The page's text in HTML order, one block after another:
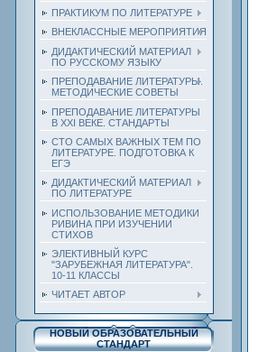
ПРАКТИКУМ ПО ЛИТЕРАТУРЕ
ВНЕКЛАССНЫЕ МЕРОПРИЯТИЯ
ДИДАКТИЧЕСКИЙ МАТЕРИАЛ
ПО РУССКОМУ ЯЗЫКУ
ПРЕПОДАВАНИЕ ЛИТЕРАТУРЫ.
МЕТОДИЧЕСКИЕ СОВЕТЫ
ПРЕПОДАВАНИЕ ЛИТЕРАТУРЫ
В XXI ВЕКЕ. СТАНДАРТЫ
СТО САМЫХ ВАЖНЫХ ТЕМ ПО
ЛИТЕРАТУРЕ. ПОДГОТОВКА К
ЕГЭ
ДИДАКТИЧЕСКИЙ МАТЕРИАЛ
ПО ЛИТЕРАТУРЕ
ИСПОЛЬЗОВАНИЕ МЕТОДИКИ
РИВИНА ПРИ ИЗУЧЕНИИ
СТИХОВ
ЭЛЕКТИВНЫЙ КУРС
"ЗАРУБЕЖНАЯ ЛИТЕРАТУРА".
10-11 КЛАССЫ
ЧИТАЕТ АВТОР
НОВЫЙ ОБРАЗОВАТЕЛЬНЫЙ
СТАНДАРТ